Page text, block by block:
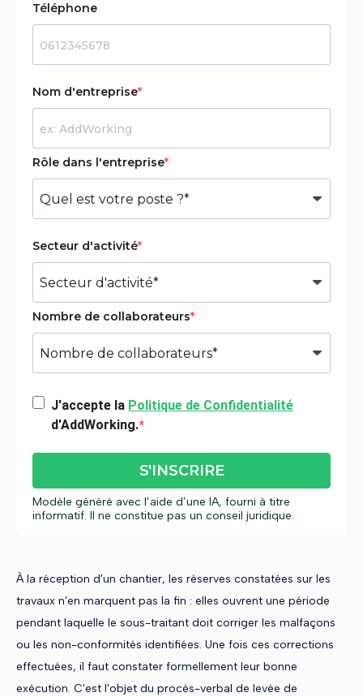
À la réception d'un chantier, les réserves constatées sur les
travaux n'en marquent pas la fin : elles ouvrent une période
pendant laquelle le sous-traitant doit corriger les malfaçons
ou les non-conformités identifiées. Une fois ces corrections
effectuées, il faut constater formellement leur bonne
exécution. C'est l'objet du procès-verbal de levée de
Téléphone
Nom d'entreprise
Rôle dans l'entreprise
Secteur d'activité
Nombre de collaborateurs
J'accepte la Politique de Confidentialité
d'AddWorking.
S'INSCRIRE
Modèle généré avec l’aide d’une IA, fourni à titre
informatif. Il ne constitue pas un conseil juridique.